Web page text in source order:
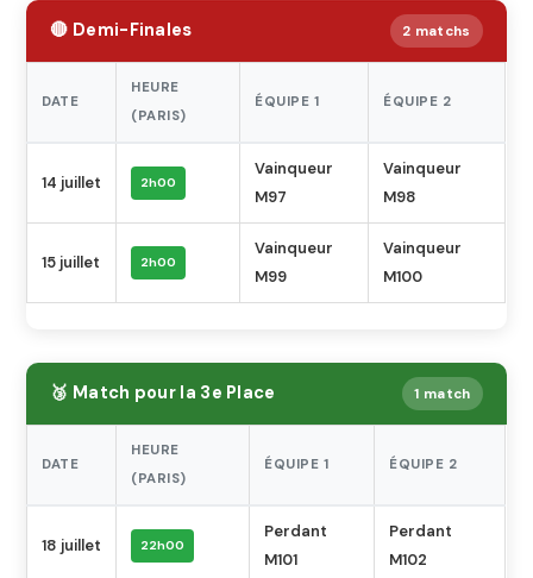
🔴 Demi-Finales 2 matchs
DATE
HEURE
(PARIS)
ÉQUIPE 1 ÉQUIPE 2
14 juillet 2h00
Vainqueur
M97
Vainqueur
M98
15 juillet 2h00
Vainqueur
M99
Vainqueur
M100
🥉 Match pour la 3e Place 1 match
DATE
HEURE
(PARIS)
ÉQUIPE 1 ÉQUIPE 2
18 juillet 22h00
Perdant
M101
Perdant
M102